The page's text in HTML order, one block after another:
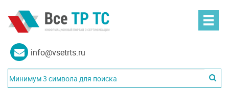
info@vsetrts.ru